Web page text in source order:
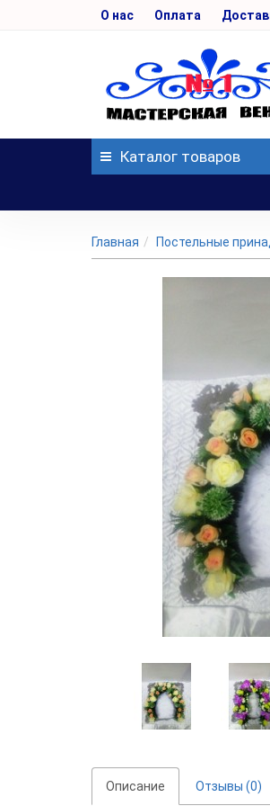
О нас Оплата
Каталог товаров
Главная Постельные
Описание Отзывы (0)